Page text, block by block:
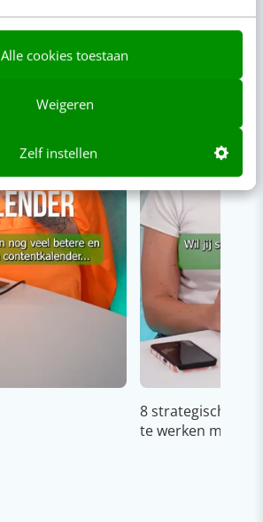
Alle cookies toestaan
Weigeren
Zelf instellen
00:00
8 strategische
te werken met